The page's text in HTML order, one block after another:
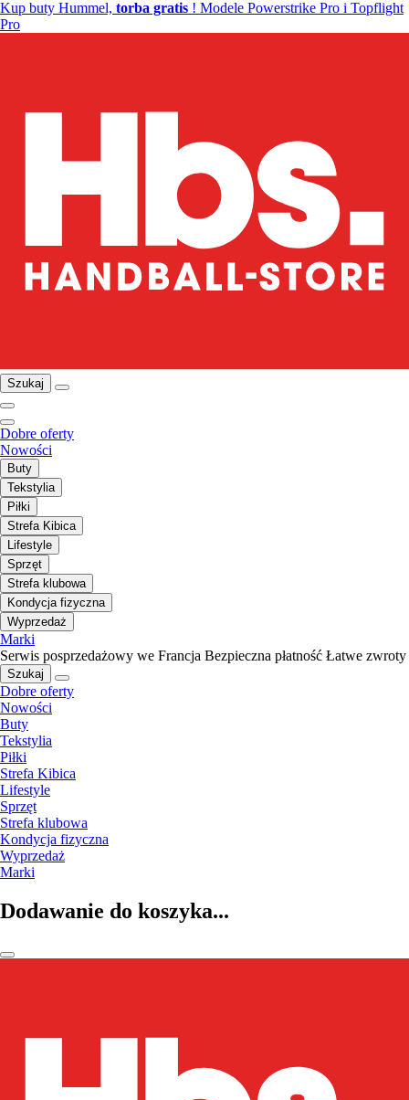
Kup buty Hummel, torba gratis ! Modele Powerstrike Pro i Topflight
Pro
Szukaj
Dobre oferty
Nowości
Buty
Tekstylia
Piłki
Strefa Kibica
Lifestyle
Sprzęt
Strefa klubowa
Kondycja fizyczna
Wyprzedaż
Marki
Serwis posprzedażowy we Francja Bezpieczna płatność Łatwe zwroty
Szukaj
Dobre oferty
Nowości
Buty
Tekstylia
Piłki
Strefa Kibica
Lifestyle
Sprzęt
Strefa klubowa
Kondycja fizyczna
Wyprzedaż
Marki
Dodawanie do koszyka...